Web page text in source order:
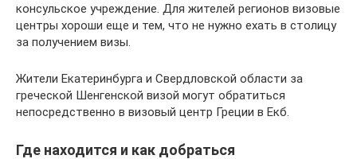
консульское учреждение. Для жителей регионов визовые
центры хороши еще и тем, что не нужно ехать в столицу
за получением визы.
Жители Екатеринбурга и Свердловской области за
греческой Шенгенской визой могут обратиться
непосредственно в визовый центр Греции в Екб.
Где находится и как добраться